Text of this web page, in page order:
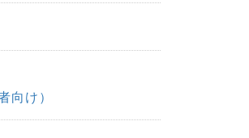
向け）